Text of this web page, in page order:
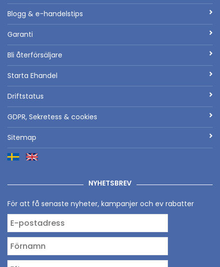
Blogg & e-handelstips
Garanti
Bli återförsäljare
Starta Ehandel
Driftstatus
GDPR, Sekretess & cookies
Sitemap
NYHETSBREV
För att få senaste nyheter, kampanjer och ev rabatter